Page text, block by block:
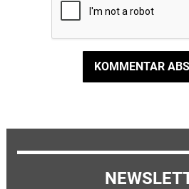
KOMMENTAR